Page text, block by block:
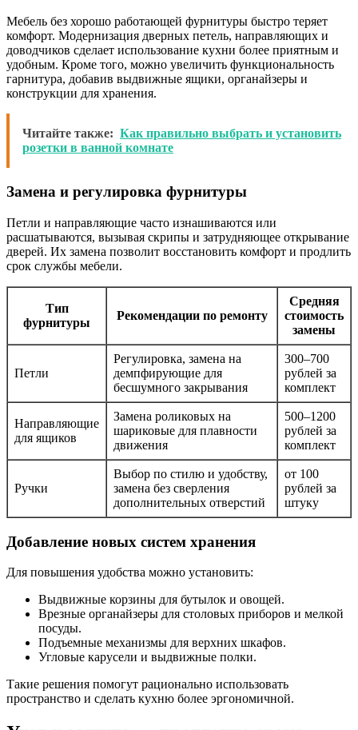
Мебель без хорошо работающей фурнитуры быстро теряет
комфорт. Модернизация дверных петель, направляющих и
доводчиков сделает использование кухни более приятным и
удобным. Кроме того, можно увеличить функциональность
гарнитура, добавив выдвижные ящики, органайзеры и
конструкции для хранения.
Читайте также: Как правильно выбрать и установить
розетки в ванной комнате
Замена и регулировка фурнитуры
Петли и направляющие часто изнашиваются или
расшатываются, вызывая скрипы и затрудняющее открывание
дверей. Их замена позволит восстановить комфорт и продлить
срок службы мебели.
Тип
фурнитуры
Рекомендации по ремонту
Средняя
стоимость
замены
Петли
Регулировка, заменa на
демпфирующие для
бесшумного закрывания
300–700
рублей за
комплект
Направляющие
для ящиков
Замена роликовых на
шариковые для плавности
движения
500–1200
рублей за
комплект
Ручки
Выбор по стилю и удобству,
замена без сверления
дополнительных отверстий
от 100
рублей за
штуку
Добавление новых систем хранения
Для повышения удобства можно установить:
Выдвижные корзины для бутылок и овощей.
Врезные органайзеры для столовых приборов и мелкой
посуды.
Подъемные механизмы для верхних шкафов.
Угловые карусели и выдвижные полки.
Такие решения помогут рационально использовать
пространство и сделать кухню более эргономичной.